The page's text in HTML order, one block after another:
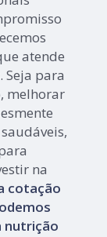
atende
Seja para
melhorar
na
cotação
nutrição